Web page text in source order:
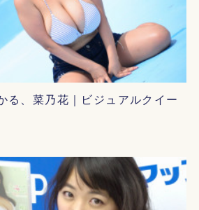
る、菜乃花｜ビジュアルクイー